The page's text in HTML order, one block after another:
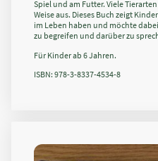
Spiel und am Futter. Viele
Weise aus. Dieses Buch zeigt
im Leben haben und möchte
zu begreifen und darüber zu
Für Kinder ab 6 Jahren.
ISBN: 978-3-8337-4534-8